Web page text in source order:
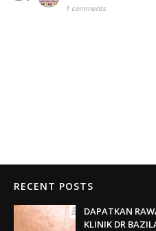
1 comments
RECENT POSTS
DAPATKAN
KLINIK DR